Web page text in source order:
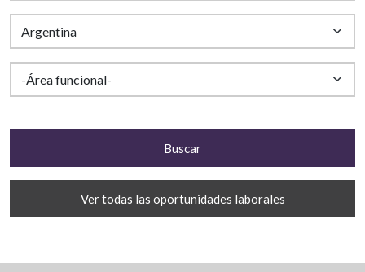
Ver todas las oportunidades laborales